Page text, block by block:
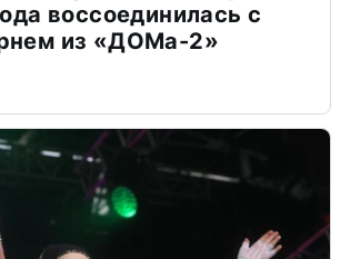
воссоединилась с
из «ДОМа-2»